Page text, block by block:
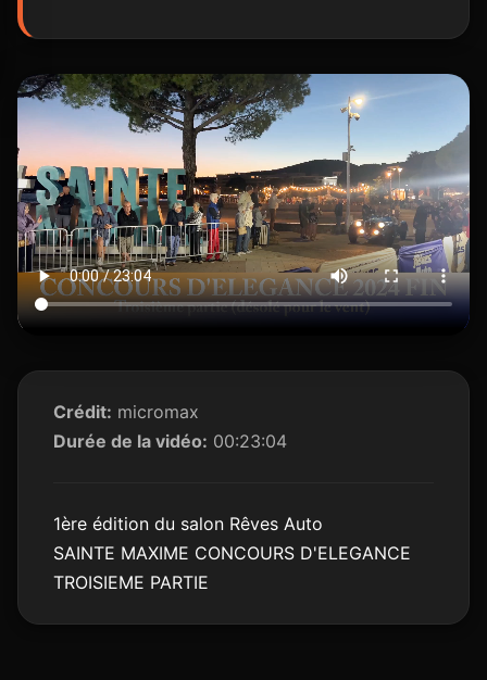
Crédit: micromax
Durée de la vidéo: 00:23:04
1ère édition du salon Rêves Auto
SAINTE MAXIME CONCOURS D'ELEGANCE
TROISIEME PARTIE